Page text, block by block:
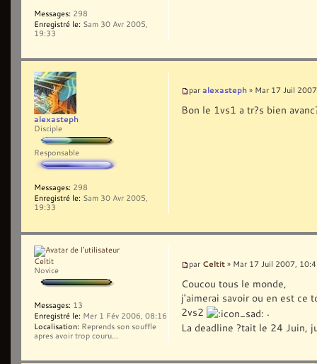
Messages: 298
Enregistré le: Sam 30 Avr 2005,
19:33
par alexasteph » Mar 17 Juil
Bon le 1vs1 a tr?s bien
alexasteph
Disciple
Responsable
Messages: 298
Enregistré le: Sam 30 Avr 2005,
19:33
par Celtit » Mar 17 Juil 2007,
Coucou tous le monde,
j'aimerai savoir ou en est ce
2vs2
.
La deadline ?tait le 24 Juin,
Celtit
Novice
Messages: 13
Enregistré le: Mer 1 Fév 2006, 08:16
Localisation: Reprends son souffle
apres avoir trop couru...